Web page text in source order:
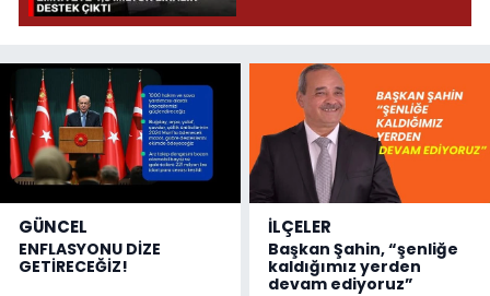
GÜNCEL
ENFLASYONU DİZE
GETİRECEĞİZ!
İLÇELER
Başkan Şahin, “şenliğe
kaldığımız yerden
devam ediyoruz”